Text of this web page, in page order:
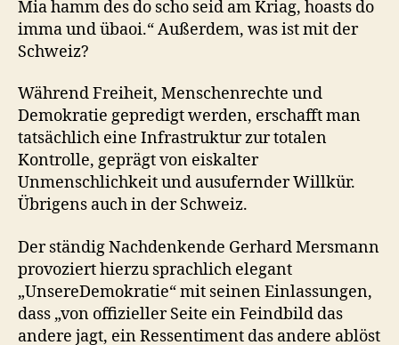
Mia hamm des do scho seid am Kriag, hoasts do
imma und übaoi.“ Außerdem, was ist mit der
Schweiz?
Während Freiheit, Menschenrechte und
Demokratie gepredigt werden, erschafft man
tatsächlich eine Infrastruktur zur totalen
Kontrolle, geprägt von eiskalter
Unmenschlichkeit und ausufernder Willkür.
Übrigens auch in der Schweiz.
Der ständig Nachdenkende Gerhard Mersmann
provoziert hierzu sprachlich elegant
„UnsereDemokratie“ mit seinen Einlassungen,
dass „von offizieller Seite ein Feindbild das
andere jagt, ein Ressentiment das andere ablöst